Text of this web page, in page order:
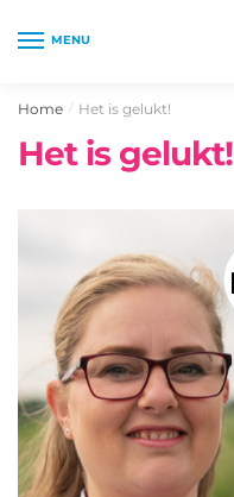
MENU
Home / Het is gelukt!
Het is gelukt!